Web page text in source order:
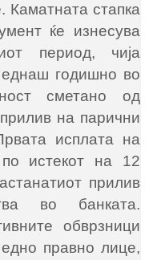
Каматната стапка
ќе изнесува
период, чија
годишно во
сметано од
на парични
исплата на
истекот на 12
прилив
во банката.
обврзници
правно лице,